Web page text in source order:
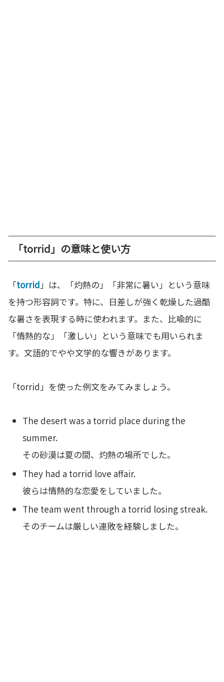
「torrid」の意味と使い方
「torrid」は、「灼熱の」「非常に暑い」という意味
を持つ形容詞です。特に、日差しが強く乾燥した過酷
な暑さを表現する時に使われます。また、比喩的に
「情熱的な」「激しい」という意味でも用いられま
す。文語的でやや文学的な響きがあります。
「torrid」を使った例文をみてみましょう。
The desert was a torrid place during the
summer.
その砂漠は夏の間、灼熱の場所でした。
They had a torrid love affair.
彼らは情熱的な恋愛をしていました。
The team went through a torrid losing streak.
そのチームは厳しい連敗を経験しました。